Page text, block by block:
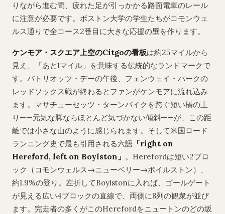
りながら進む間、疲れた足が引っかかる路面電車のレール
に注意が必要です。ボストン大学の学生たちがコモンウェ
ルス通りで全コース2番目に大きな応援の壁を作ります。
ケンモア・スクエア上空のCitgoの看板は約25マイルから
見え、「あと1マイル」を意味する伝統的なランドマークで
す。パトリオッツ・デーの午後、フェンウェイ・パークの
レッドソックス戦が終わるとファンがケンモアに流れ込み
ます。マサチューセッツ・ターンパイクを跨ぐ短い橋の上
り——元気な脚ならほとんど気づかない傾斜——が、この距
離では小さな山のように感じられます。そして米国ロード
ランニング史で最も引用される六語 「right on
Hereford, left on Boylston」 。Herefordは短い2ブロ
ック（コモンウェルス→ニューベリー→ボイルストン）、
約1.9%の登り。左折してBoylstonに入れば、ゴールゲート
が見える広い4ブロックの直線で、両側に8列の観衆が並び
ます。完走者の多くがこのHerefordをニュートンのどの坂